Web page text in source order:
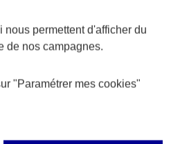
permettent d'afficher du
de nos campagnes.
"Paramétrer mes cookies"